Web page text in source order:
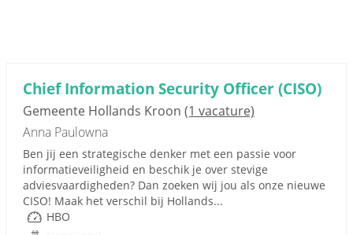
Chief Information Security Officer (CISO)
Gemeente Hollands Kroon (1 vacature)
Anna Paulowna
Ben jij een strategische denker met een passie voor
informatieveiligheid en beschik je over stevige
adviesvaardigheden? Dan zoeken wij jou als onze nieuwe
CISO! Maak het verschil bij Hollands...
HBO